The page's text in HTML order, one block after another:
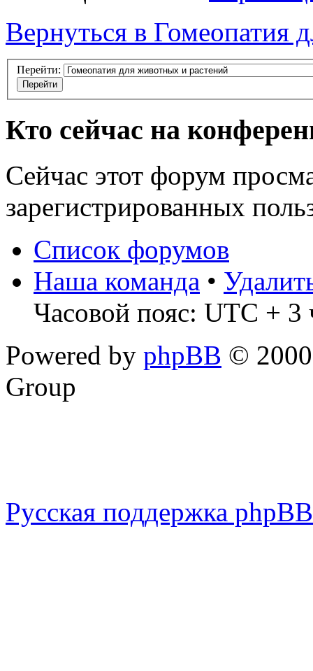
Вернуться в Гомеопатия
Перейти:
Кто сейчас на
Сейчас этот форум
зарегистрированных
Список форумов
Наша команда •
Часовой пояс: UTC + 3
Powered by phpBB ©
Group
Русская поддержка phpBB